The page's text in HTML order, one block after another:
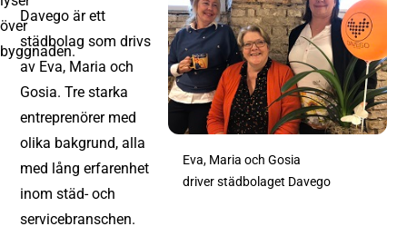
Eva, Maria och Gosia
driver städbolaget Davego
Davego är ett
städbolag som drivs
av Eva, Maria och
Gosia. Tre starka
entreprenörer med
olika bakgrund, alla
med lång erfarenhet
inom städ- och
servicebranschen.